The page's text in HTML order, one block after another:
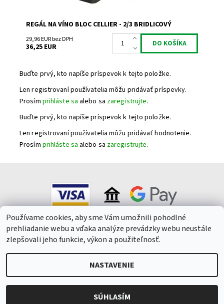
REGÁL NA VÍNO BLOC CELLIER - 2/3 BRIDLICOVÝ
29,96 EUR bez DPH
36,25 EUR
Buďte prvý, kto napíše príspevok k tejto položke.
Len registrovaní používatelia môžu pridávať príspevky.
Prosím prihláste sa alebo sa zaregistrujte.
Buďte prvý, kto napíše príspevok k tejto položke.
Len registrovaní používatelia môžu pridávať hodnotenie.
Prosím prihláste sa alebo sa zaregistrujte.
2026 © Winepark.cz, všetky práva vyhradené
cookies
Vytvoril Shoptet
Používame cookies, aby sme Vám umožnili pohodlné
prehliadanie webu a vďaka analýze prevádzky webu neustále
zlepšovali jeho funkcie, výkon a použiteľnosť.
NASTAVENIE
SÚHLASÍM